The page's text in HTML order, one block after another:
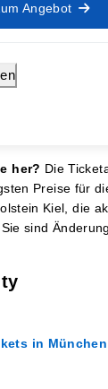
Angebot
her? Die
Preise für
Kiel, die
sind
in